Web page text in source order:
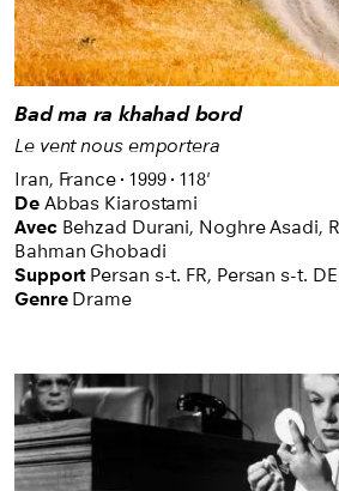
Bad ma ra khahad bord
Le vent nous emportera
Iran, France 1999
118'
De Abbas Kiarostami
Avec Behzad Durani, Noghre Asadi,
Bahman Ghobadi
Support Persan s-t. FR, Persan s-t. DE
Genre Drame